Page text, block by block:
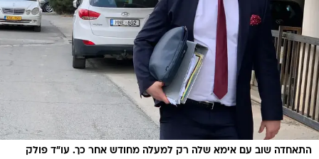
התאחדה שוב עם אימא שלה רק למעלה מחודש אחר כך. עו"ד פולק